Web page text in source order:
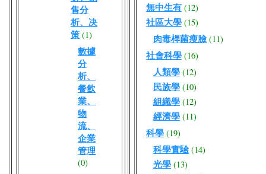
售分
析、决
策 (1)
數據
分
析、
餐飲
業、
物
流、
企業
管理
(0)
無中生有 (12)
社區大學 (15)
肉毒桿菌瘦臉 (11)
社會科學 (16)
人類學 (12)
民族學 (10)
組織學 (12)
經濟學 (11)
科學 (19)
科學實驗 (14)
光學 (13)